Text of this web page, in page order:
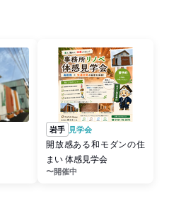
岩手 見学会
開放感ある和モダンの住
まい 体感見学会
〜開催中